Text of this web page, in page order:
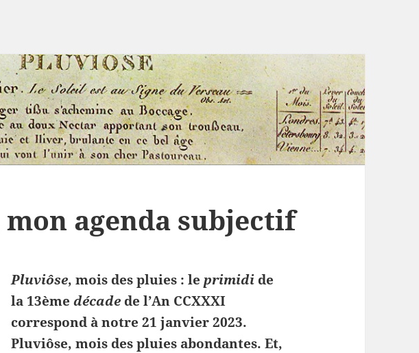
mon agenda subjectif
Pluviôse, mois des pluies : leprimidi de
la 13ème décade de l’An CCXXXI
correspond à notre 21 janvier 2023.
Pluviôse, mois des pluies abondantes. Et,